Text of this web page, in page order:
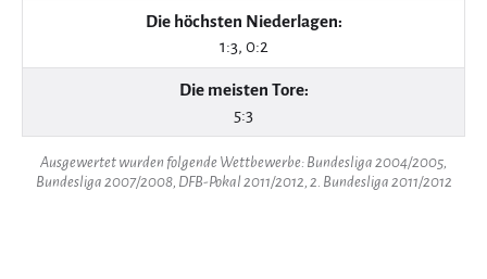
Die höchsten Niederlagen:
1:3, 0:2
Die meisten Tore:
5:3
Ausgewertet wurden folgende Wettbewerbe: Bundesliga 2004/2005,
Bundesliga 2007/2008, DFB-Pokal 2011/2012, 2. Bundesliga 2011/2012